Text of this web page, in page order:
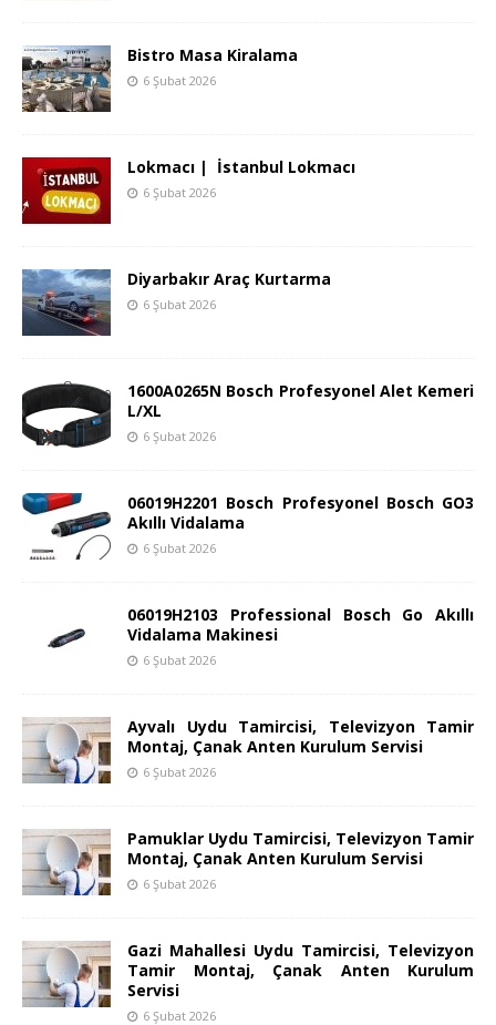
Bistro Masa Kiralama
6 Şubat 2026
Lokmacı | İstanbul Lokmacı
6 Şubat 2026
Diyarbakır Araç Kurtarma
6 Şubat 2026
1600A0265N Bosch Profesyonel Alet Kemeri
L/XL
6 Şubat 2026
06019H2201 Bosch Profesyonel Bosch GO3
Akıllı Vidalama
6 Şubat 2026
06019H2103 Professional Bosch Go Akıllı
Vidalama Makinesi
6 Şubat 2026
Ayvalı Uydu Tamircisi, Televizyon Tamir
Montaj, Çanak Anten Kurulum Servisi
6 Şubat 2026
Pamuklar Uydu Tamircisi, Televizyon Tamir
Montaj, Çanak Anten Kurulum Servisi
6 Şubat 2026
Gazi Mahallesi Uydu Tamircisi, Televizyon
Tamir Montaj, Çanak Anten Kurulum
Servisi
6 Şubat 2026